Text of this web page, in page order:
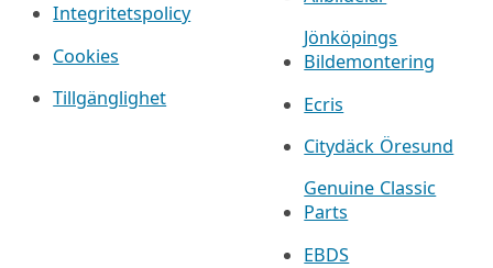
Integritetspolicy
Cookies
Tillgänglighet
Jönköpings
Bildemontering
Ecris
Citydäck Öresund
Genuine Classic
Parts
EBDS